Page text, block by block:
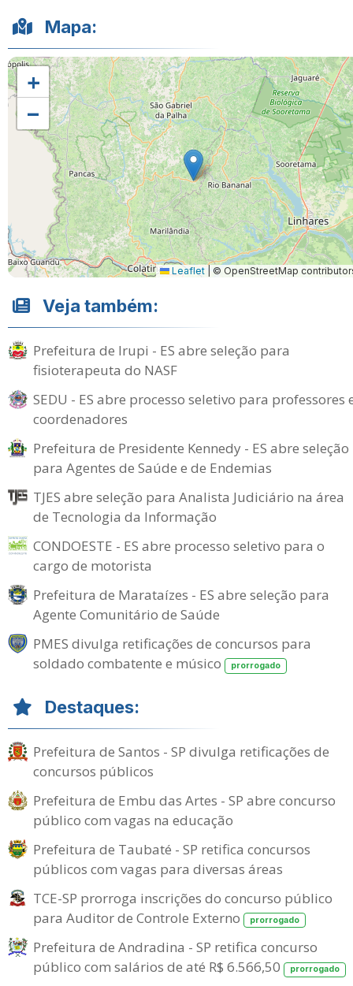
Mapa:
+
−
Leaflet © OpenStreetMap
Veja também:
Prefeitura de Irupi - ES abre seleção para
fisioterapeuta do NASF
SEDU - ES abre processo seletivo para professores
coordenadores
Prefeitura de Presidente Kennedy - ES abre seleção
para Agentes de Saúde e de Endemias
TJES abre seleção para Analista Judiciário na área
de Tecnologia da Informação
CONDOESTE - ES abre processo seletivo para o
cargo de motorista
Prefeitura de Marataízes - ES abre seleção para
Agente Comunitário de Saúde
PMES divulga retificações de concursos para
soldado combatente e músico
prorrogado
Destaques:
Prefeitura de Santos - SP divulga retificações de
concursos públicos
Prefeitura de Embu das Artes - SP abre concurso
público com vagas na educação
Prefeitura de Taubaté - SP retifica concursos
públicos com vagas para diversas áreas
TCE-SP prorroga inscrições do concurso público
para Auditor de Controle Externo
prorrogado
Prefeitura de Andradina - SP retifica concurso
público com salários de até R$ 6.566,50
prorrogado